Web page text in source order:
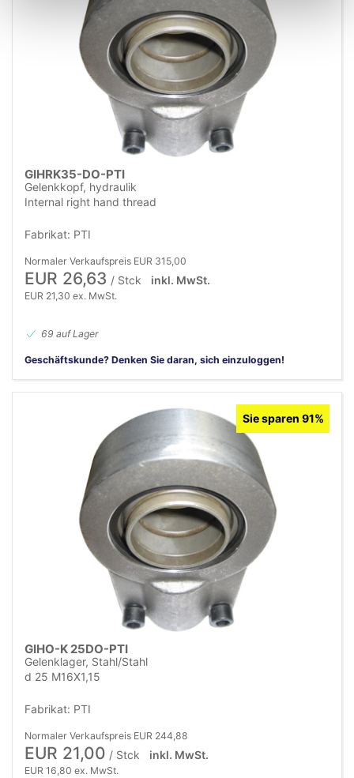
GIHRK35-DO-PTI
Gelenkkopf, hydraulik
Internal right hand thread
Fabrikat: PTI
Normaler Verkaufspreis EUR 315,00
EUR 26,63 / Stck inkl. MwSt.
EUR 21,30 ex. MwSt.
69 auf Lager
Geschäftskunde? Denken Sie daran, sich einzuloggen!
Sie sparen 91%
GIHO-K 25DO-PTI
Gelenklager, Stahl/Stahl
d 25 M16X1,15
Fabrikat: PTI
Normaler Verkaufspreis EUR 244,88
EUR 21,00 / Stck inkl. MwSt.
EUR 16,80 ex. MwSt.